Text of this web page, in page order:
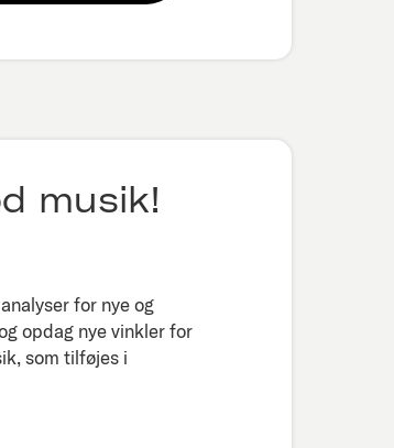
musik!
for nye og
opdag nye vinkler for
som tilføjes i